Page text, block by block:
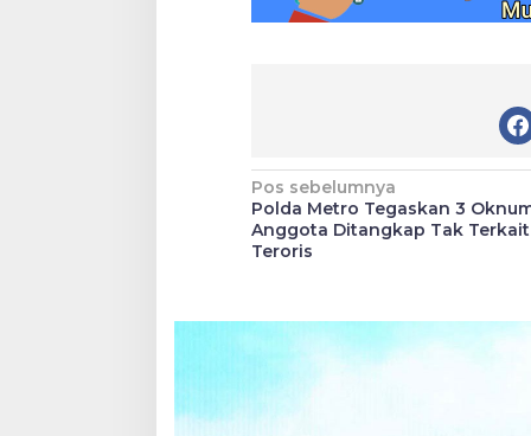
Navigasi
pos
Pos sebelumnya
Polda Metro Tegaskan 3
Anggota Ditangkap Tak Terkait
Teroris